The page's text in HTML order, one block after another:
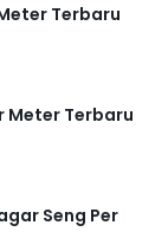
Terbaru
Meter Terbaru
Seng Per